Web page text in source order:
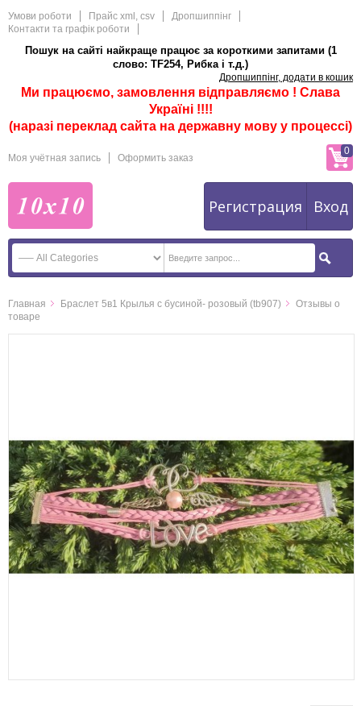
Умови роботи Прайс xml, csv
Дропшиппінг
Контакти та графік роботи
Пошук на сайті найкраще працює за короткими запитами (1
слово: TF254, Рибка і т.д.)
Дропшиппінг, додати в кошик
Ми працюємо, замовлення відправляємо ! Слава
Україні !!!!
(наразі переклад сайта на державну мову у процессі)
Моя учётная запись Оформить заказ
Регистрация Вход
0
Главная Браслет 5в1 Крылья с бусиной- розовый (tb907)
Отзывы о
товаре